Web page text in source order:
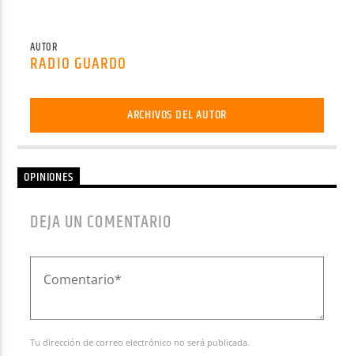
AUTOR
RADIO GUARDO
ARCHIVOS DEL AUTOR
OPINIONES
DEJA UN COMENTARIO
Tu dirección de correo electrónico no será publicada.